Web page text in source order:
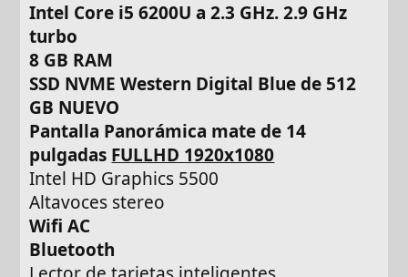
Intel Core i5 6200U a 2.3 GHz. 2.9 GHz
turbo
8 GB RAM
SSD NVME Western Digital Blue de 512
GB NUEVO
Pantalla Panorámica mate de 14
pulgadas FULLHD 1920x1080
Intel HD Graphics 5500
Altavoces stereo
Wifi AC
Bluetooth